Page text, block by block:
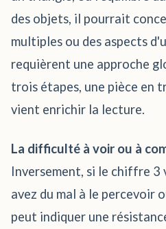
des objets, il pourrait
multiples ou des aspects
requièrent une approche
trois étapes, une pièce en
vient enrichir la lecture.
La difficulté à voir ou à
Inversement, si le chiffre 3
avez du mal à le percevoir
peut indiquer une